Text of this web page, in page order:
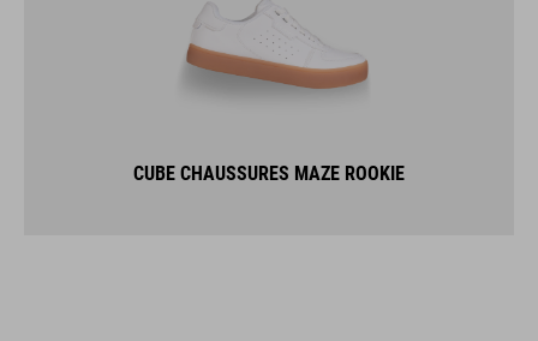
CUBE CHAUSSURES MAZE ROOKIE